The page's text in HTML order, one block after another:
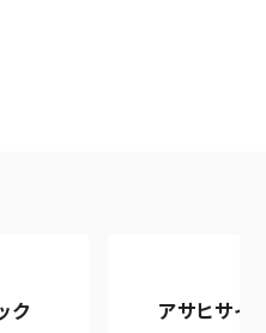
アサヒサイクル